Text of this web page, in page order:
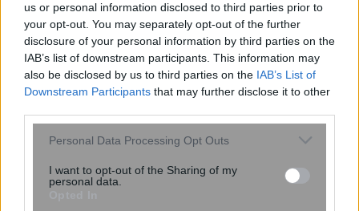
us or personal information disclosed to third parties prior to
your opt-out. You may separately opt-out of the further
disclosure of your personal information by third parties on the
IAB’s list of downstream participants. This information may
also be disclosed by us to third parties on the IAB’s List of
Downstream Participants that may further disclose it to other
Please note that this website/app uses one or more Google
not limited to your visit or usage behaviour. You may click to
grant or deny consent to Google and its third-party tags to
Personal Data Processing Opt Outs
I want to opt-out of the Sharing of my
personal data.
Μητσοτάκης στην Κυβερνητική
Επιτροπή Βιομηχανίας: Η παραγωγική
Ελλάδα βρίσκεται στον πυρήνα της